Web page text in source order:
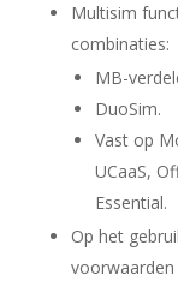
Multisim
combinaties:
MB-
DuoSim.
Vast op
UCaaS,
Essential.
Op het